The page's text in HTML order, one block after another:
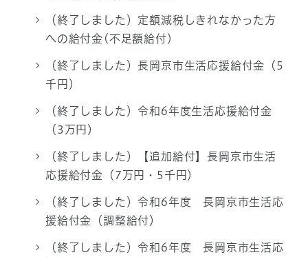
（終了しました）定額減税しきれなかった方
への給付金(不足額給付)
（終了しました）長岡京市生活応援給付金（5
千円）
（終了しました）令和6年度生活応援給付金
（3万円）
（終了しました）【追加給付】長岡京市生活
応援給付金（7万円・5千円）
（終了しました）令和6年度 長岡京市生活応
援給付金（調整給付）
（終了しました）令和6年度 長岡京市生活応